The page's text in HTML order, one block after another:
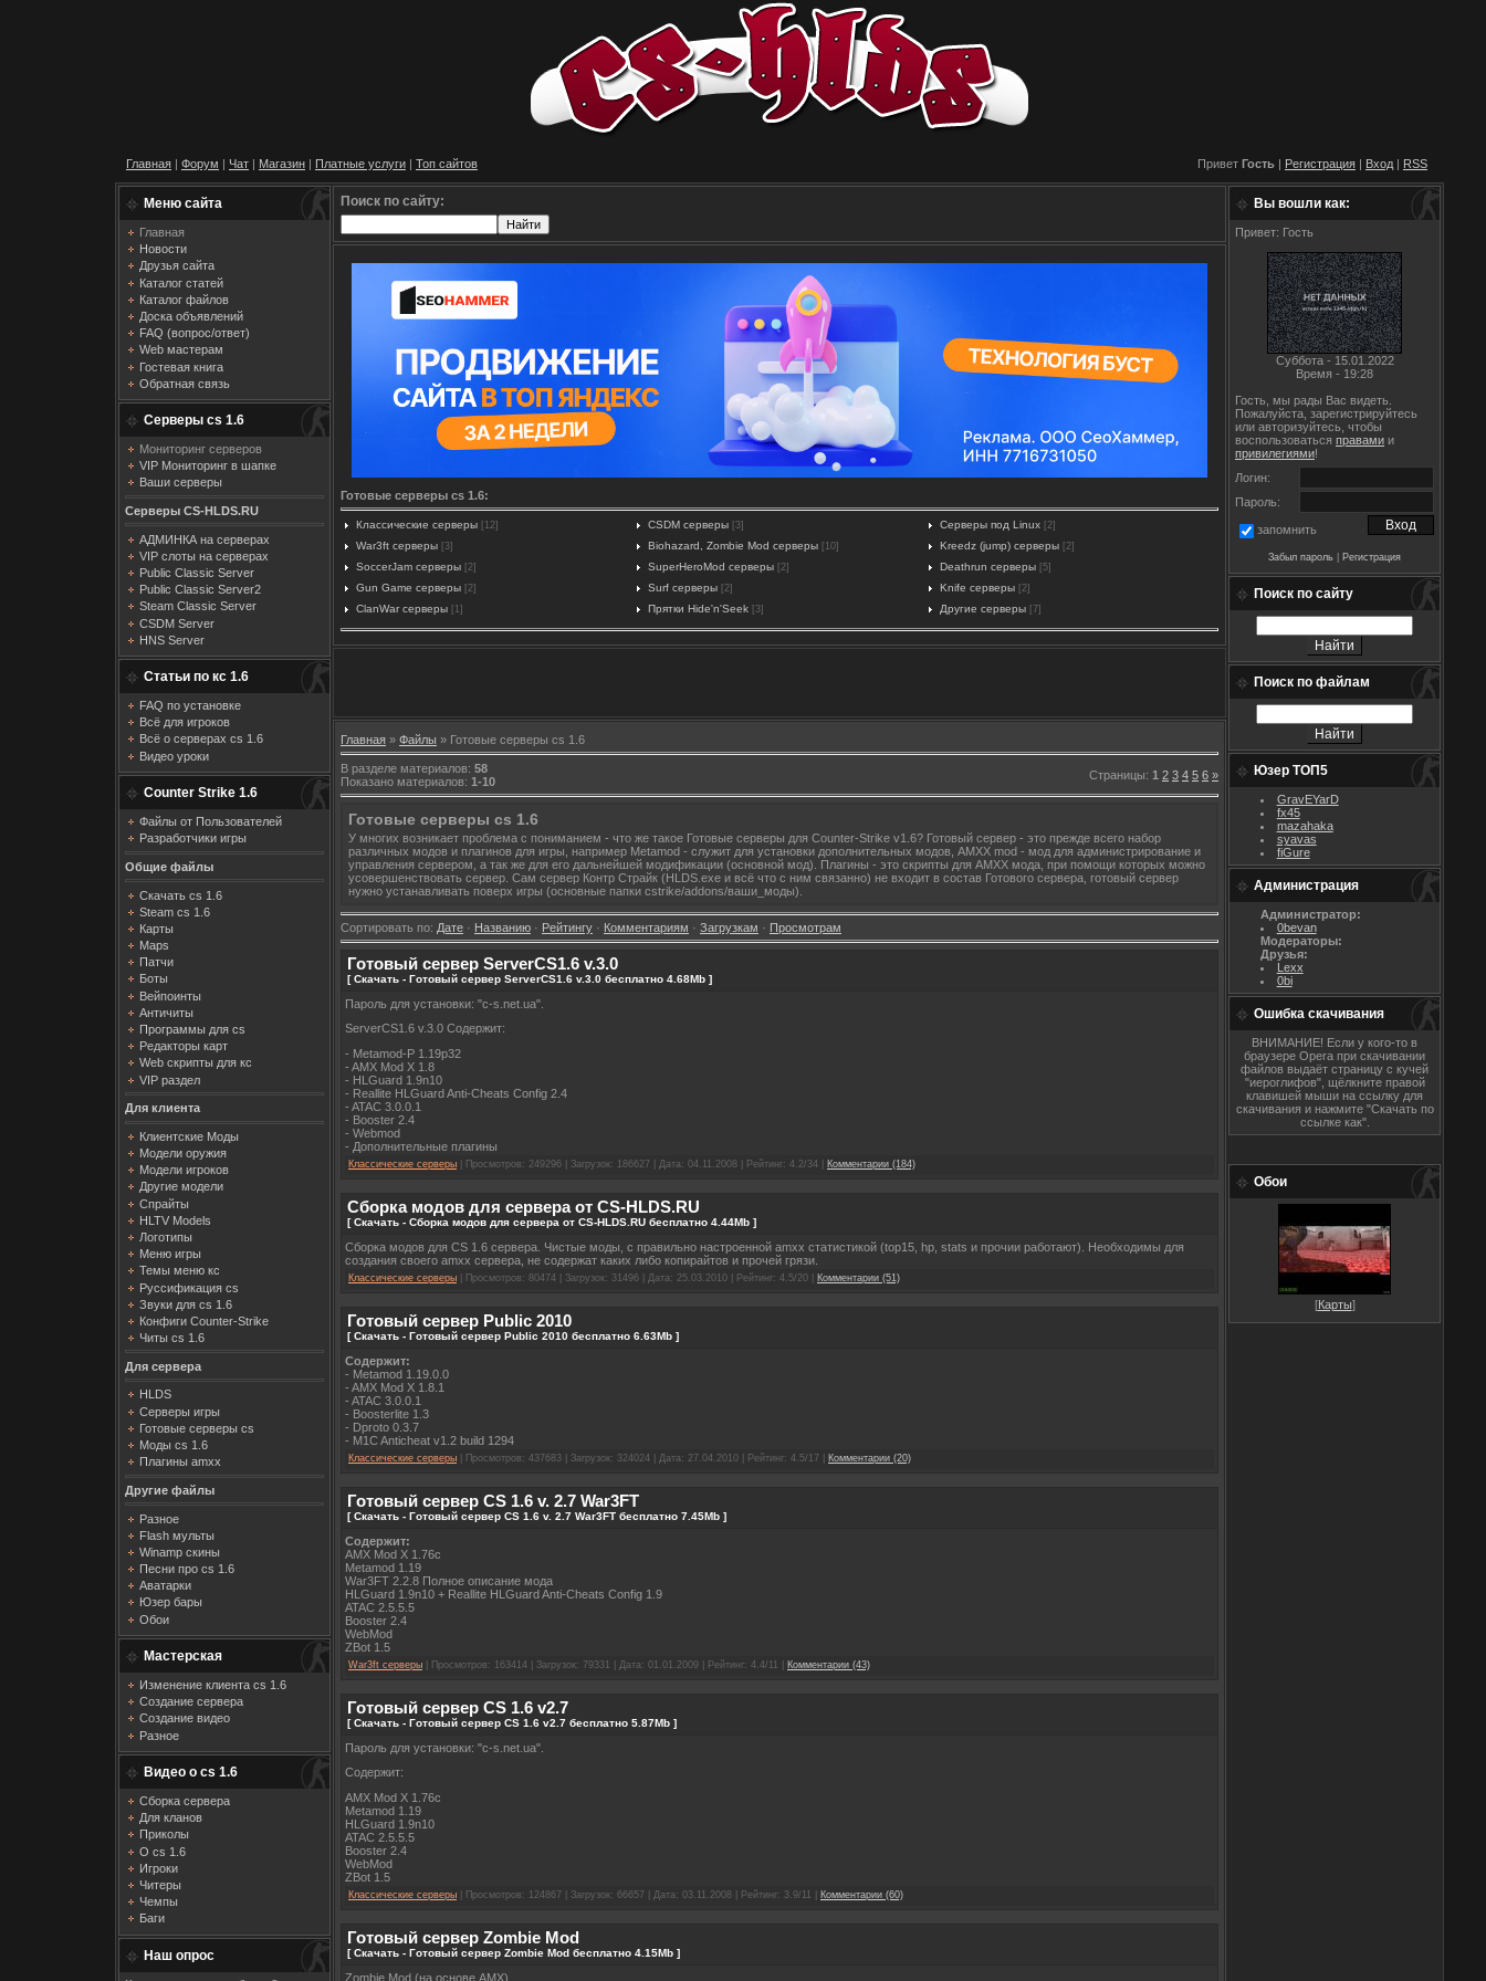
Главная | Форум | Чат | Магазин | Платные услуги | Топ сайтов Привет Гость | Регистрация | Вход | RSS
Меню сайта
Главная
Новости
Друзья сайта
Каталог статей
Каталог файлов
Доска объявлений
FAQ (вопрос/ответ)
Web мастерам
Гостевая книга
Обратная связь
Серверы cs 1.6
Мониторинг серверов
VIP Мониторинг в шапке
Ваши серверы
Серверы CS-HLDS.RU
АДМИНКА на серверах
VIP слоты на серверах
Public Classic Server
Public Classic Server2
Steam Classic Server
CSDM Server
HNS Server
Статьи по кс 1.6
FAQ по установке
Всё для игроков
Всё о серверах cs 1.6
Видео уроки
Counter Strike 1.6
Файлы от Пользователей
Разработчики игры
Общие файлы
Скачать cs 1.6
Steam cs 1.6
Карты
Maps
Патчи
Боты
Вейпоинты
Античиты
Программы для cs
Редакторы карт
Web скрипты для кс
VIP раздел
Для клиента
Клиентские Моды
Модели оружия
Модели игроков
Другие модели
Спрайты
HLTV Models
Логотипы
Меню игры
Темы меню кс
Руссификация cs
Звуки для cs 1.6
Конфиги Counter-Strike
Читы cs 1.6
Для сервера
HLDS
Серверы игры
Готовые серверы cs
Моды cs 1.6
Плагины amxx
Другие файлы
Разное
Flash мульты
Winamp скины
Песни про cs 1.6
Аватарки
Юзер бары
Обои
Мастерская
Изменение клиента cs 1.6
Создание сервера
Создание видео
Разное
Видео о cs 1.6
Сборка сервера
Для кланов
Приколы
О cs 1.6
Игроки
Читеры
Чемпы
Баги
Наш опрос
Поиск по сайту:
Готовые серверы cs 1.6:
Классические серверы [12] CSDM серверы [3] Серверы под Linux [2]
War3ft серверы [3] Biohazard, Zombie Mod серверы [10] Kreedz (jump) серверы [2]
SoccerJam серверы [2] SuperHeroMod серверы [2] Deathrun серверы [5]
Gun Game серверы [2] Surf серверы [2] Knife серверы [2]
ClanWar серверы [1] Прятки Hide'n'Seek [3] Другие серверы [7]
Главная » Файлы » Готовые серверы cs 1.6
В разделе материалов: 58
Показано материалов: 1-10 Страницы: 1 2 3 4 5 6 »
Готовые серверы cs 1.6
У многих возникает проблема с пониманием - что же такое Готовые серверы для Counter-Strike v1.6? Готовый сервер - это прежде всего набор
различных модов и плагинов для игры, например Metamod - служит для установки дополнительных модов, AMXX mod - мод для администрирование и
управления сервером, а так же для его дальнейшей модификации (основной мод). Плагины - это скрипты для AMXX мода, при помощи которых можно
усовершенствовать сервер. Сам сервер Контр Страйк (HLDS.exe и всё что с ним связанно) не входит в состав Готового сервера, готовый сервер
нужно устанавливать поверх игры (основные папки cstrike/addons/ваши_моды).
Сортировать по: Дате · Названию · Рейтингу · Комментариям · Загрузкам · Просмотрам
Готовый сервер ServerCS1.6 v.3.0
[ Скачать - Готовый сервер ServerCS1.6 v.3.0 бесплатно 4.68Mb ]
Пароль для установки: "c-s.net.ua".
ServerCS1.6 v.3.0 Содержит:
- Metamod-P 1.19p32
- AMX Mod X 1.8
- HLGuard 1.9n10
- Reallite HLGuard Anti-Cheats Config 2.4
- ATAC 3.0.0.1
- Booster 2.4
- Webmod
- Дополнительные плагины
Классические серверы | Просмотров: 249296 | Загрузок: 186627 | Дата: 04.11.2008 | Рейтинг: 4.2/34 | Комментарии (184)
Сборка модов для сервера от CS-HLDS.RU
[ Скачать - Сборка модов для сервера от CS-HLDS.RU бесплатно 4.44Mb ]
Сборка модов для CS 1.6 сервера. Чистые моды, с правильно настроенной amxx статистикой (top15, hp, stats и прочии работают). Необходимы для
создания своего amxx сервера, не содержат каких либо копирайтов и прочей грязи.
Классические серверы | Просмотров: 80474 | Загрузок: 31496 | Дата: 25.03.2010 | Рейтинг: 4.5/20 | Комментарии (51)
Готовый сервер Public 2010
[ Скачать - Готовый сервер Public 2010 бесплатно 6.63Mb ]
Содержит:
- Metamod 1.19.0.0
- AMX Mod X 1.8.1
- ATAC 3.0.0.1
- Boosterlite 1.3
- Dproto 0.3.7
- M1C Anticheat v1.2 build 1294
Классические серверы | Просмотров: 437683 | Загрузок: 324024 | Дата: 27.04.2010 | Рейтинг: 4.5/17 | Комментарии (20)
Готовый сервер CS 1.6 v. 2.7 War3FT
[ Скачать - Готовый сервер CS 1.6 v. 2.7 War3FT бесплатно 7.45Mb ]
Содержит:
AMX Mod X 1.76c
Metamod 1.19
War3FT 2.2.8 Полное описание мода
HLGuard 1.9n10 + Reallite HLGuard Anti-Cheats Config 1.9
ATAC 2.5.5.5
Booster 2.4
WebMod
ZBot 1.5
War3ft серверы | Просмотров: 163414 | Загрузок: 79331 | Дата: 01.01.2009 | Рейтинг: 4.4/11 | Комментарии (43)
Готовый сервер CS 1.6 v2.7
[ Скачать - Готовый сервер CS 1.6 v2.7 бесплатно 5.87Mb ]
Пароль для установки: "c-s.net.ua".
Содержит:
AMX Mod X 1.76c
Metamod 1.19
HLGuard 1.9n10
ATAC 2.5.5.5
Booster 2.4
WebMod
ZBot 1.5
Классические серверы | Просмотров: 124867 | Загрузок: 66657 | Дата: 03.11.2008 | Рейтинг: 3.9/11 | Комментарии (60)
Готовый сервер Zombie Mod
[ Скачать - Готовый сервер Zombie Mod бесплатно 4.15Mb ]
Zombie Mod (на основе AMX).
Вы вошли как:
Привет: Гость
Суббота - 15.01.2022
Время - 19:28
Гость, мы рады Вас видеть.
Пожалуйста, зарегистрируйтесь
или авторизуйтесь, чтобы
воспользоваться правами и
привилегиями!
Логин:
Пароль:
запомнить
Забыл пароль Регистрация
Поиск по сайту
Поиск по файлам
Юзер ТОП5
GravEYarD
fx45
mazahaka
syavas
fiGure
Администрация
Администратор:
0bevan
Модераторы:
Друзья:
Lexx
0bi
Ошибка скачивания
ВНИМАНИЕ! Если у кого-то в
браузере Opera при скачивании
файлов выдаёт страницу с кучей
"иероглифов", щёлкните правой
клавишей мыши на ссылку для
скачивания и нажмите "Скачать по
ссылке как".
Обои
[Карты]